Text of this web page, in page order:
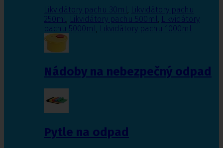
Likvidátory pachu 30ml, Likvidátory pachu
250ml, Likvidátory pachu 500ml, Likvidátory
pachu 5000ml, Likvidátory pachu 1000ml
Nádoby na nebezpečný odpad
Pytle na odpad